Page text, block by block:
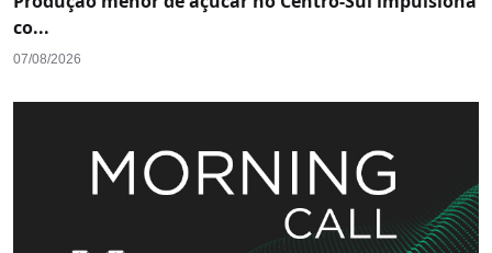
co...
07/08/2026